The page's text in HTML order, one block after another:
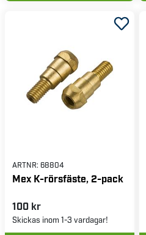
ARTNR: 68804
Mex K-rörsfäste, 2-pack
100 kr
Skickas inom 1-3 vardagar!